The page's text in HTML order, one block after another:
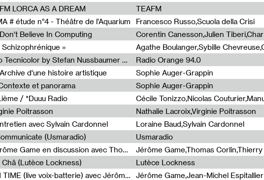
LORCA AS A DREAM TEAFM
# étude n°4 - Théâtre de l’Aquarium Francesco Russo,Scuola della Crisi
Believe In Computing
Schizophrénique »
Radia Show #1098: Radio Tecnicolor by Stefan Nussbaumer & Georg Zichy (Radio Orange 94.0) Radio Orange 94.0
d'une histoire artistique Sophie Auger-Grappin
et panorama Sophie Auger-Grappin
/ *Duuu Radio
Poitrasson Nathalie Lacroix,Virginie Poitrasson
avec Sylvain Cardonnel Loraine Baud,Sylvain Cardonnel
(Usmaradio) Usmaradio
Light turbulences #2 : Jérôme Game en discussion avec Thomas Corlin
(Lutèce Lockness) Lutèce Lockness
Light turbulences #1 : ON TIME (live voix-batterie) avec Jérôme Game & Jean-Michel Espitallier Jérôme Game,Jean-Michel Espitallier